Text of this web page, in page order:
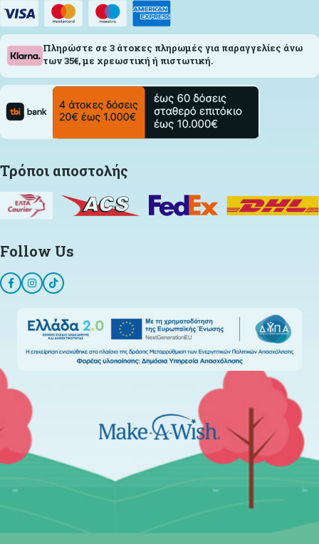
Πληρώστε σε 3 άτοκες πληρωμές για παραγγελίες άνω
των 35€, με χρεωστική ή πιστωτική.
Τρόποι αποστολής
Follow Us